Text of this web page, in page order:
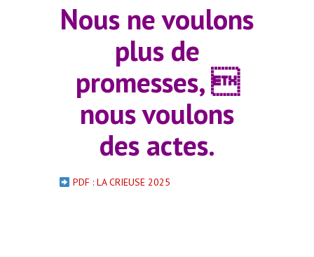
Nous ne voulons
plus de
promesses, 
nous voulons
des actes.
PDF : LA CRIEUSE 2025